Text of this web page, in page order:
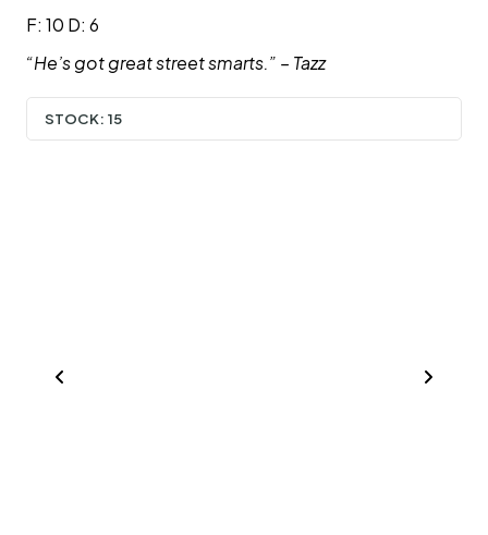
F: 10 D: 6
“He’s got great street smarts.” – Tazz
STOCK: 15